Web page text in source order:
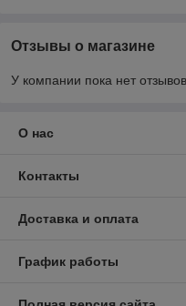
Отзывы о магазине
У компании пока нет
О нас
Контакты
Доставка и оплата
График работы